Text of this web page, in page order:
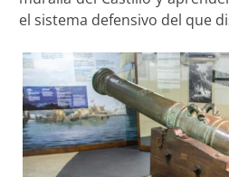
el sistema defensivo del que